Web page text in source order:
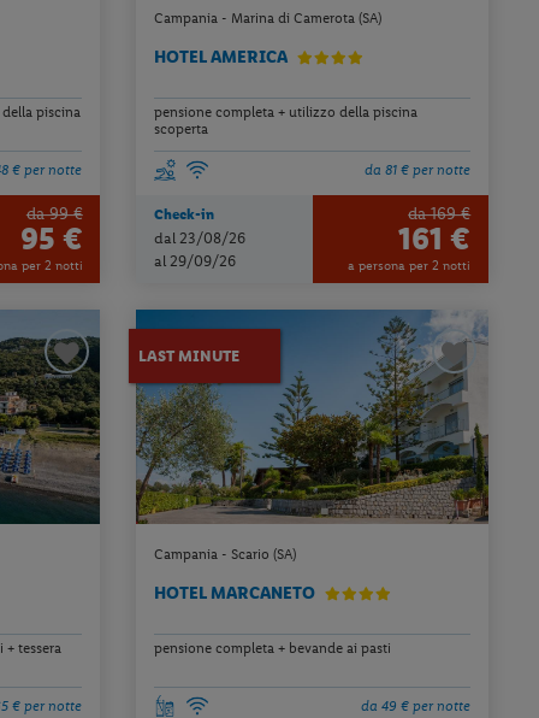
piscina
€ per notte
da 99 €
95 €
per 2 notti
Campania - Marina di Camerota (SA)
HOTEL AMERICA
pensione completa + utilizzo della piscina
scoperta
da 81 € per notte
Check-in
dal 23/08/26
al 29/09/26
da 169 €
161 €
a persona per 2 notti
+ tessera
€ per notte
LAST MINUTE
Campania - Scario (SA)
HOTEL MARCANETO
pensione completa + bevande ai pasti
da 49 € per notte